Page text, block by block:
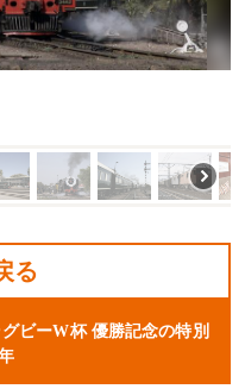
る
ビーW杯 優勝記念の特別